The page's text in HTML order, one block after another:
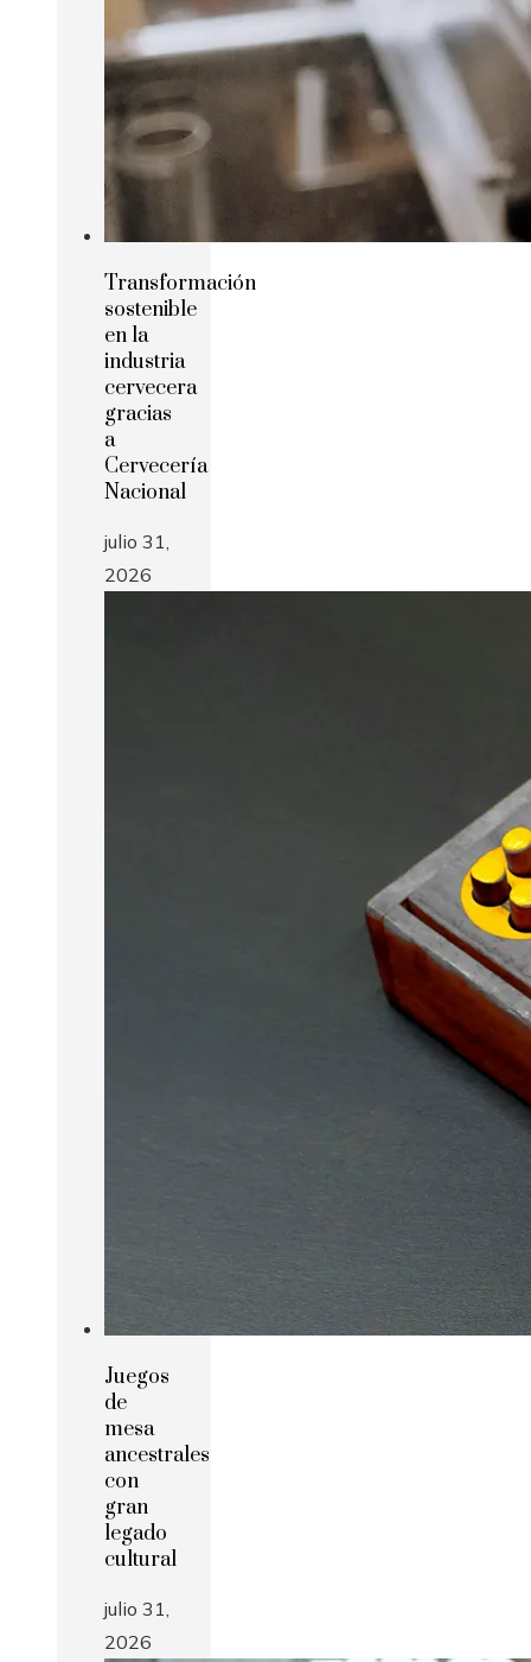
Transformación
sostenible
en la
industria
cervecera
gracias
a
Cervecería
Nacional
julio 31,
2026
Juegos
de
mesa
ancestrales
con
gran
legado
cultural
julio 31,
2026